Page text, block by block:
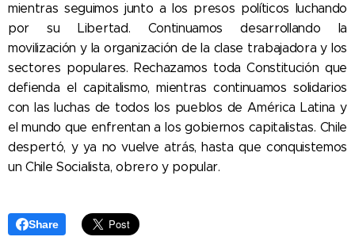
mientras seguimos junto a los presos políticos luchando
por su Libertad. Continuamos desarrollando la
movilización y la organización de la clase trabajadora y los
sectores populares. Rechazamos toda Constitución que
defienda el capitalismo, mientras continuamos solidarios
con las luchas de todos los pueblos de América Latina y
el mundo que enfrentan a los gobiernos capitalistas. Chile
despertó, y ya no vuelve atrás, hasta que conquistemos
un Chile Socialista, obrero y popular.
Share